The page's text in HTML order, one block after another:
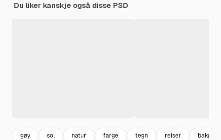
Du liker kanskje også disse PSD
gøy sol natur farge tegn reiser